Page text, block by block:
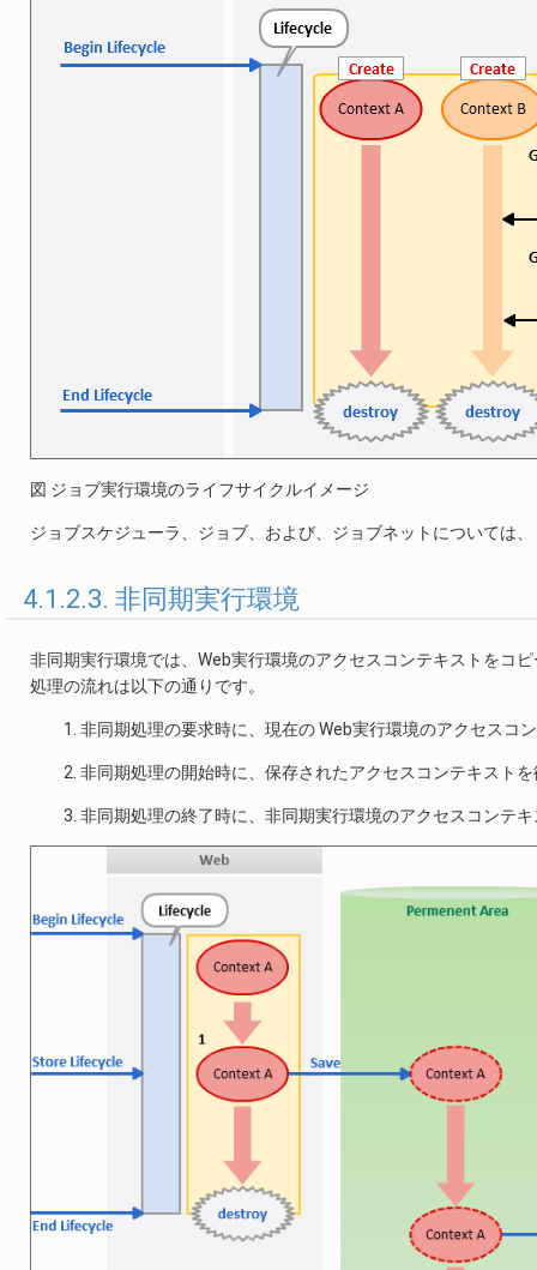
図 ジョブ実行環境のライフサイクルイメージ
ジョブスケジューラ、ジョブ、および、ジョブネットについては
4.1.2.3. 非同期実行環境
非同期実行環境では、Web実行環境のアクセスコンテキストをコ
処理の流れは以下の通りです。
非同期処理の要求時に、現在の Web実行環境のアクセスコ
非同期処理の開始時に、保存されたアクセスコンテキスト
非同期処理の終了時に、非同期実行環境のアクセスコンテ